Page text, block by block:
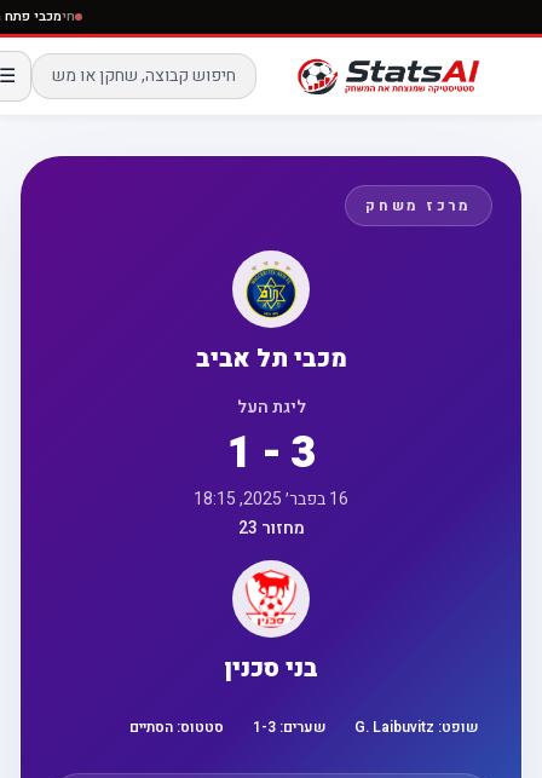
חימכבי
☰
מרכז משחק
מכבי תל אביב
ליגת העל
1 - 3
16 בפבר׳ 2025, 18:15
מחזור 23
בני סכנין
שופט:G. Laibuvitz שערים: 1 -3 סטטוס:הסתיים